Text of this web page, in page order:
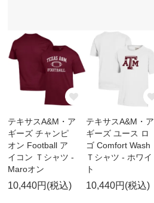
テキサスA&M・ア
ギーズ チャンピ
オン Football ア
イコン Ｔシャツ -
Maroオン
10,440円(税込)
テキサスA&M・ア
ギーズ ユース ロ
ゴ Comfort Wash
Ｔシャツ - ホワイ
ト
10,440円(税込)